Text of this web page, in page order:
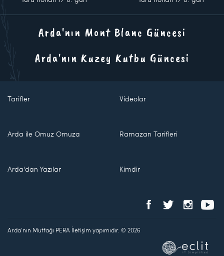
Arda'nın Mont Blanc Güncesi
Arda'nın Kuzey Kutbu Güncesi
Tarifler Videolar
Arda ile Omuz Omuza Ramazan Tarifleri
Arda'dan Yazılar Kimdir
Arda'nın Mutfağı PERA İletişim yapımıdır. © 2026